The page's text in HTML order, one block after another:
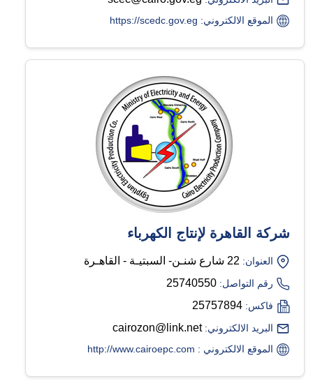
الموقع الالكتروني: https://scedc.gov.eg
شركة القاهرة لإنتاج الكهرباء
العنوان: 22 شارع شنـن- السبتيـة - القاهـرة
رقم التواصل: 25740550
فاكس: 25757894
البريد الالكتروني: cairozon@link.net
الموقع الالكتروني : http://www.cairoepc.com